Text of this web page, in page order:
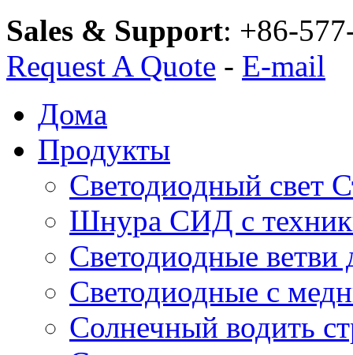
Sales & Support: +86-
Request A Quote - E-mail
Дома
Продукты
Светодиодный свет
Шнура СИД с
Светодиодные ветви
Светодиодные с
Солнечный водить